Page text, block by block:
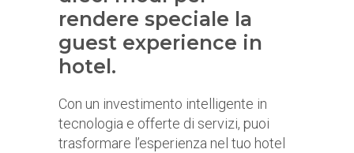
rendere speciale la
guest experience in
hotel.
Con un investimento intelligente in
tecnologia e offerte di servizi, puoi
trasformare l’esperienza nel tuo hotel